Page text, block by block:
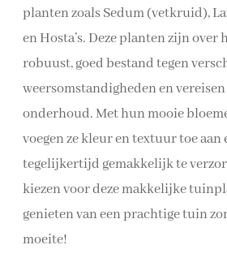
planten zoals Sedum (vetkruid),
en Hosta’s. Deze planten zijn over
robuust, goed bestand tegen
weersomstandigheden en
onderhoud. Met hun mooie
voegen ze kleur en textuur toe
tegelijkertijd gemakkelijk te
kiezen voor deze makkelijke
genieten van een prachtige tuin
moeite!